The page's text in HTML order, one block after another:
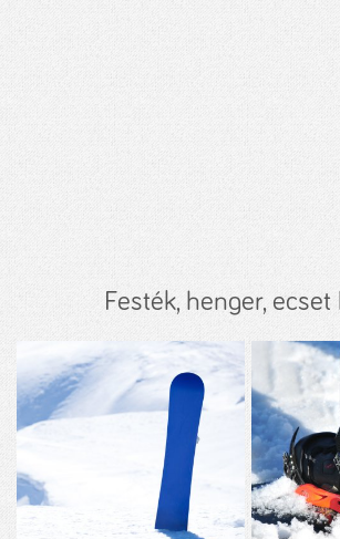
Festék, henger,